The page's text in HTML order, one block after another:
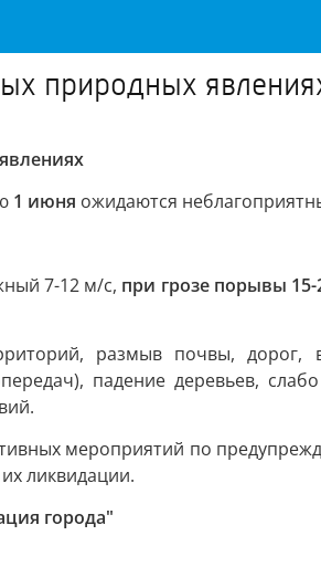
природных
1 июня ожидаются
7-12 м/с, при грозе порывы
размыв почвы, дорог,
падение деревьев,
мероприятий по
ликвидации.
города"